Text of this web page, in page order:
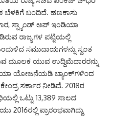
ಬೆಳಕಿಗೆ ಬಂದಿದೆ. ಹಣಕಾಸು
ಸ್ಟ್ಯಾಂಡ್‌ ಅಪ್‌ ಇಂಡಿಯಾ
ರಾಜ್ಯಗಳ ಪಟ್ಟಿಯಲ್ಲಿ
ಸಮುದಾಯಗಳನ್ನು ಸ್ವಂತ
ಮೂಲಕ ಯುವ ಉದ್ದಿಮೆದಾರರನ್ನು
ಯೋಜನೆಯಡಿ ಬ್ಯಾಂಕ್‌ಗಳಿಂದ
ಸರ್ಕಾರ ನೀಡಿದೆ. 2018ರ
ಒಟ್ಟು 13,389 ಸಾಲದ
ಪ್ರಾರಂಭವಾಗಿದ್ದು,